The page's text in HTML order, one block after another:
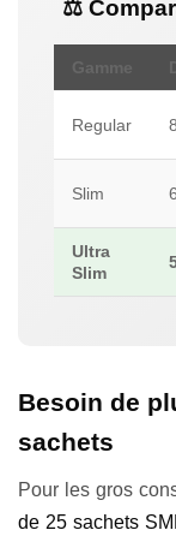
⚖
Gamme
Regular
Slim
Ultra
Slim
Besoin de
sachets
Pour les gros
de 25 sachets